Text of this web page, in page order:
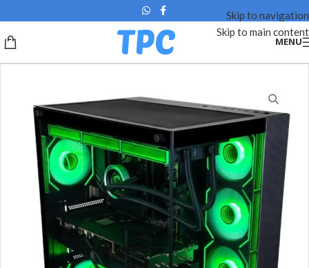
Skip to navigation
Skip to main content
MENU